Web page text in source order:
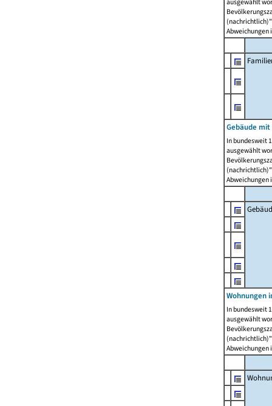
Abweichungen
Gebäude
In bundesweit
ausgewählt
Abweichungen
Wohnungen
In bundesweit
ausgewählt
Abweichungen